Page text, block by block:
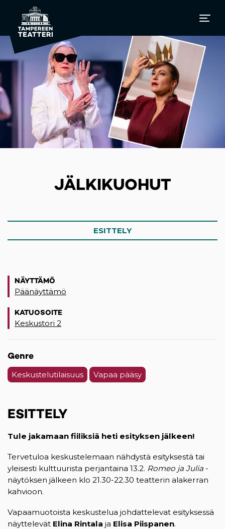
JÄLKIKUOHUT
ESITTELY
NÄYTTÄMÖ
Päänäyttämö
KATUOSOITE
Keskustori 2
Genre
Keskustelutilaisuus Vapaa pääsy
ESITTELY
Tule jakamaan fiiliksiä heti esityksen jälkeen!
Tervetuloa keskustelemaan nähdystä esityksestä tai
yleisesti kulttuurista perjantaina 13.2. Romeo ja Julia -
näytöksen jälkeen klo 21.30-22.30 teatterin alakerran
kahvioon.
Vapaamuotoista keskustelua johdattelevat esityksessä
näyttelevät Elina Rintala ja Elisa Piispanen.